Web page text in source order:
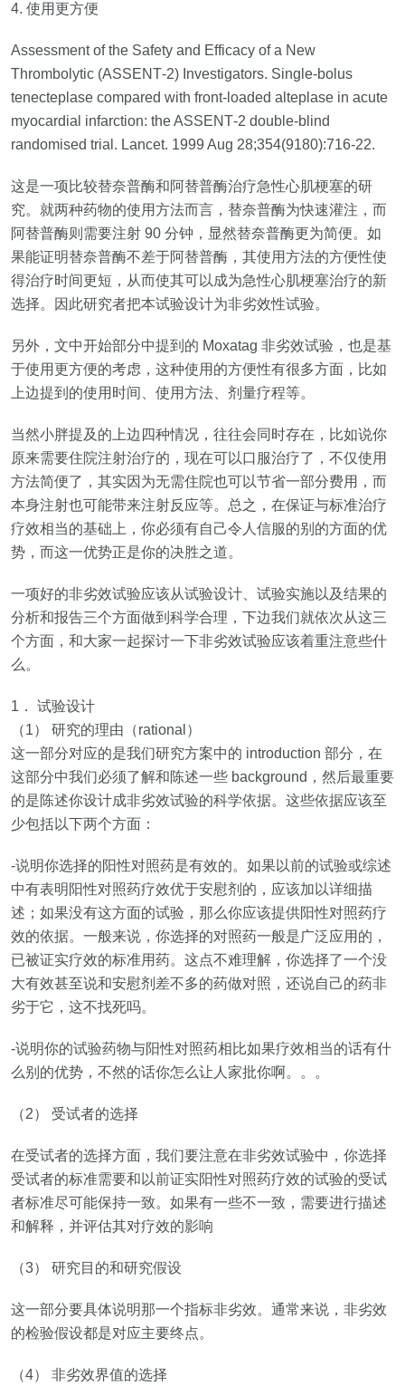
4. 使用更方便
Assessment of the Safety and Efficacy of a New
Thrombolytic (ASSENT‐2) Investigators. Single‐bolus
tenecteplase compared with front‐loaded alteplase in acute
myocardial infarction: the ASSENT‐2 double‐blind
randomised trial. Lancet. 1999 Aug 28;354(9180):716‐22.
这是一项比较替奈普酶和阿替普酶治疗急性心肌梗塞的研
究。就两种药物的使用方法而言，替奈普酶为快速灌注，而
阿替普酶则需要注射 90 分钟，显然替奈普酶更为简便。如
果能证明替奈普酶不差于阿替普酶，其使用方法的方便性使
得治疗时间更短，从而使其可以成为急性心肌梗塞治疗的新
选择。因此研究者把本试验设计为非劣效性试验。
另外，文中开始部分中提到的 Moxatag 非劣效试验，也是基
于使用更方便的考虑，这种使用的方便性有很多方面，比如
上边提到的使用时间、使用方法、剂量疗程等。
当然小胖提及的上边四种情况，往往会同时存在，比如说你
原来需要住院注射治疗的，现在可以口服治疗了，不仅使用
方法简便了，其实因为无需住院也可以节省一部分费用，而
本身注射也可能带来注射反应等。总之，在保证与标准治疗
疗效相当的基础上，你必须有自己令人信服的别的方面的优
势，而这一优势正是你的决胜之道。
一项好的非劣效试验应该从试验设计、试验实施以及结果的
分析和报告三个方面做到科学合理，下边我们就依次从这三
个方面，和大家一起探讨一下非劣效试验应该着重注意些什
么。
1 ． 试验设计
（1） 研究的理由（rational ）
这一部分对应的是我们研究方案中的 introduction 部分，在
这部分中我们必须了解和陈述一些 background ，然后最重要
的是陈述你设计成非劣效试验的科学依据。这些依据应该至
少包括以下两个方面：
-说明你选择的阳性对照药是有效的。如果以前的试验或综述
中有表明阳性对照药疗效优于安慰剂的，应该加以详细描
述；如果没有这方面的试验，那么你应该提供阳性对照药疗
效的依据。一般来说，你选择的对照药一般是广泛应用的，
已被证实疗效的标准用药。这点不难理解，你选择了一个没
大有效甚至说和安慰剂差不多的药做对照，还说自己的药非
劣于它，这不找死吗。
-说明你的试验药物与阳性对照药相比如果疗效相当的话有什
么别的优势，不然的话你怎么让人家批你啊。。。
（2） 受试者的选择
在受试者的选择方面，我们要注意在非劣效试验中，你选择
受试者的标准需要和以前证实阳性对照药疗效的试验的受试
者标准尽可能保持一致。如果有一些不一致，需要进行描述
和解释，并评估其对疗效的影响
（3） 研究目的和研究假设
这一部分要具体说明那一个指标非劣效。通常来说，非劣效
的检验假设都是对应主要终点。
（4） 非劣效界值的选择